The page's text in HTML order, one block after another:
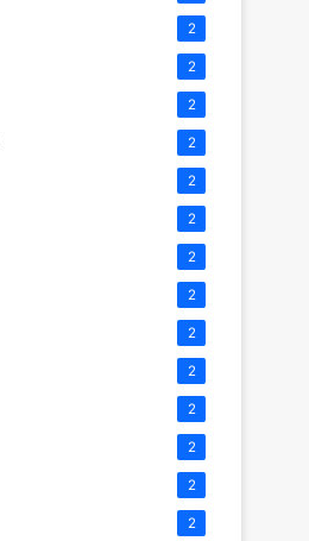
2
2
2
2
2
2
2
2
2
2
2
2
2
2